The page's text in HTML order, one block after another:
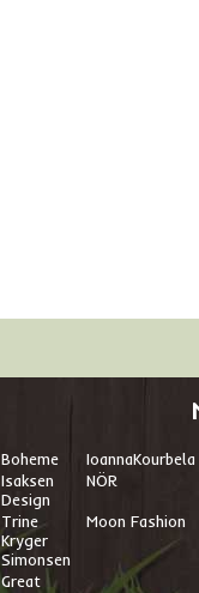
Boheme IoannaKourbela
Isaksen
Design
NÖR
Trine
Kryger
Simonsen
Moon Fashion
Great